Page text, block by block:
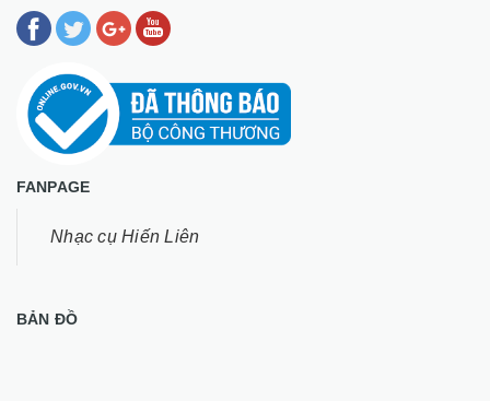
FANPAGE
Nhạc cụ Hiến Liên
BẢN ĐỒ